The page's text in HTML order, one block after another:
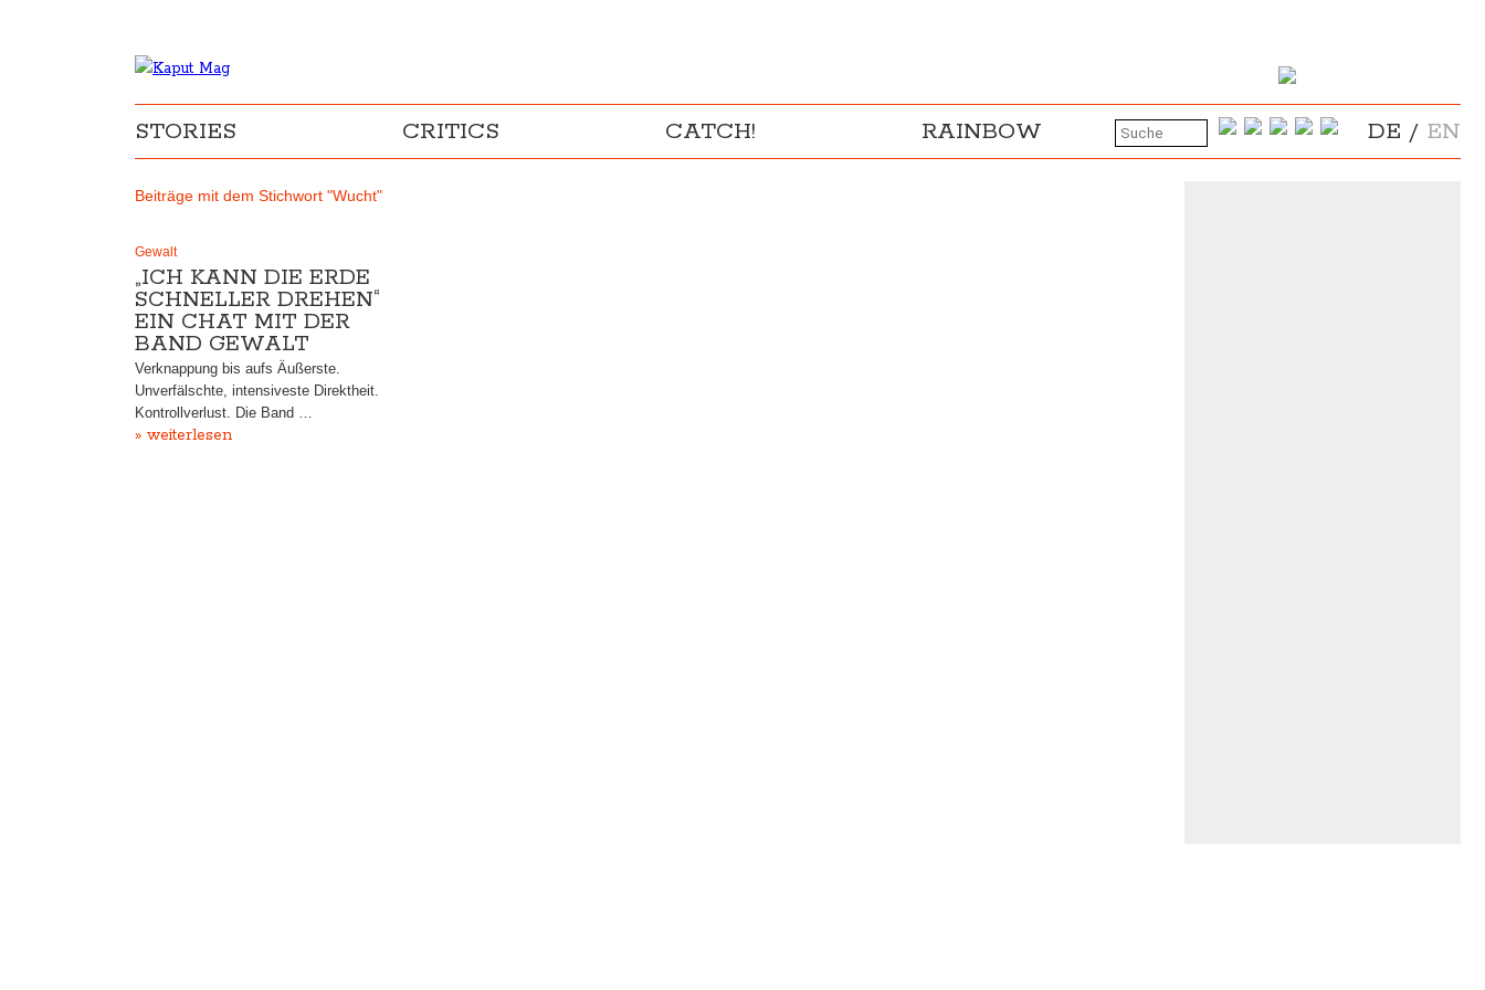
STORIES CRITICS CATCH! RAINBOW DE / EN
Beiträge mit dem Stichwort "Wucht"
Gewalt
„ICH KANN DIE ERDE
SCHNELLER DREHEN“
EIN CHAT MIT DER
BAND GEWALT
Verknappung bis aufs Äußerste.
Unverfälschte, intensiveste Direktheit.
Kontrollverlust. Die Band …
» weiterlesen